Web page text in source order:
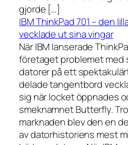
gjorde […]
IBM ThinkPad 701 – den
vecklade ut sina vingar
När IBM lanserade
företaget problemet med
datorer på ett
delade tangentbord
sig när locket öppnades
smeknamnet Butterfly.
marknaden blev den en
av datorhistoriens mest